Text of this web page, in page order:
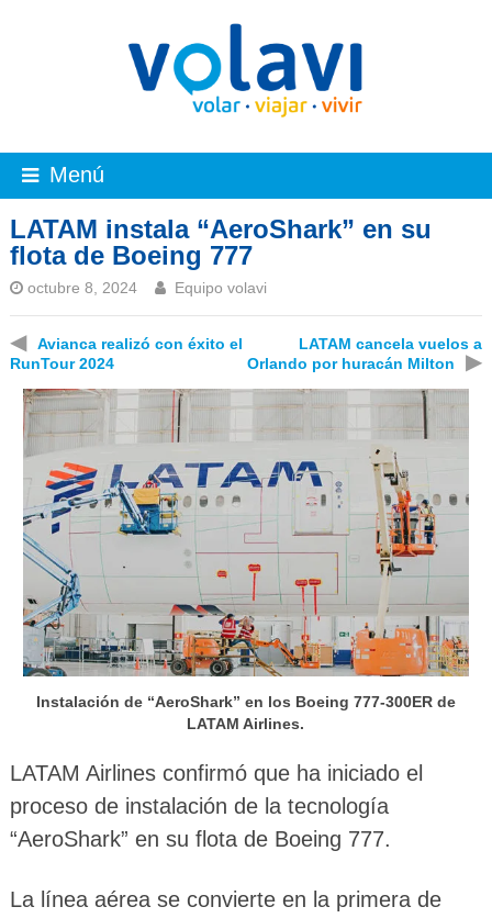
Menú
LATAM instala “AeroShark” en su
flota de Boeing 777
octubre 8, 2024 Equipo volavi
◀
Avianca realizó con éxito el
RunTour 2024
LATAM cancela vuelos a
Orlando por huracán Milton
▶
Instalación de “AeroShark” en los Boeing 777-300ER de
LATAM Airlines.
LATAM Airlines confirmó que ha iniciado el
proceso de instalación de la tecnología
“AeroShark” en su flota de Boeing 777.
La línea aérea se convierte en la primera de